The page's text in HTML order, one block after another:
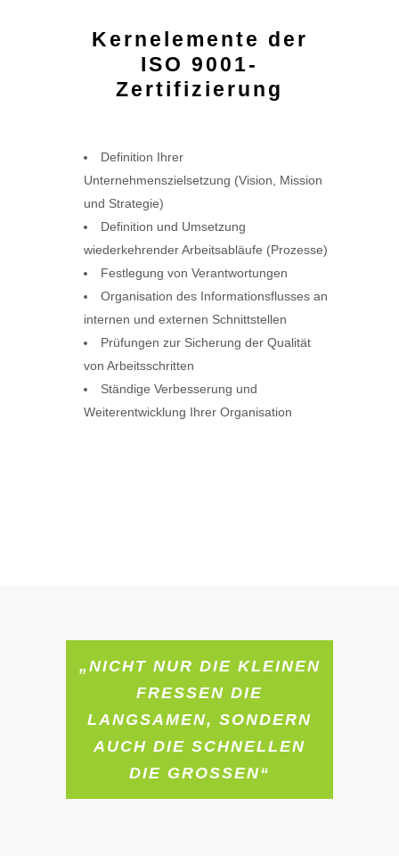
Kernelemente der
ISO 9001-
Zertifizierung
Definition Ihrer
Unternehmenszielsetzung (Vision, Mission
und Strategie)
Definition und Umsetzung
wiederkehrender Arbeitsabläufe (Prozesse)
Festlegung von Verantwortungen
Organisation des Informationsflusses an
internen und externen Schnittstellen
Prüfungen zur Sicherung der Qualität
von Arbeitsschritten
Ständige Verbesserung und
Weiterentwicklung Ihrer Organisation
„NICHT NUR DIE KLEINEN
FRESSEN DIE
LANGSAMEN, SONDERN
AUCH DIE SCHNELLEN
DIE GROSSEN“